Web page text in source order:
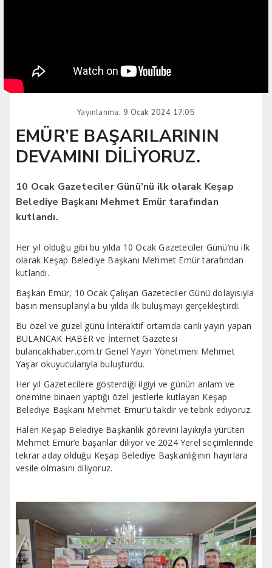
Yayınlanma: 9 Ocak 2024 17:05
EMÜR’E BAŞARILARININ
DEVAMINI DİLİYORUZ.
10 Ocak Gazeteciler Günü’nü ilk olarak Keşap
Belediye Başkanı Mehmet Emür tarafından
kutlandı.
Her yıl olduğu gibi bu yılda 10 Ocak Gazeteciler Günü’nü ilk
olarak Keşap Belediye Başkanı Mehmet Emür tarafından
kutlandı.
Başkan Emür, 10 Ocak Çalışan Gazeteciler Günü dolayısıyla
basın mensuplarıyla bu yılda ilk buluşmayı gerçekleştirdi.
Bu özel ve güzel günü İnteraktif ortamda canlı yayın yapan
BULANCAK HABER ve İnternet Gazetesi
bulancakhaber.com.tr Genel Yayın Yönetmeni Mehmet
Yaşar okuyucularıyla buluşturdu.
Her yıl Gazetecilere gösterdiği ilgiyi ve günün anlam ve
önemine binaen yaptığı özel jestlerle kutlayan Keşap
Belediye Başkanı Mehmet Emür’ü takdir ve tebrik ediyoruz.
Halen Keşap Belediye Başkanlık görevini layıkıyla yürüten
Mehmet Emür’e başarılar diliyor ve 2024 Yerel seçimlerinde
tekrar aday olduğu Keşap Belediye Başkanlığının hayırlara
vesile olmasını diliyoruz.